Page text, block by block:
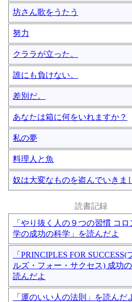
坊さん歌をうたう
努力
クララが立った。
誰にも負けない。
差別だ。
あなたは箱に何をいれますか？
私の夢
料理人と魚
奴は大変なものを盗んでいきま
読書記録
「やり抜く人の９つの習慣 コ
学の成功の科学」を読んだよ
「PRINCIPLES FOR SUCCESS(
ルズ・フォー・サクセス) 成功
読んだよ
「運のいい人の法則」を読んだ